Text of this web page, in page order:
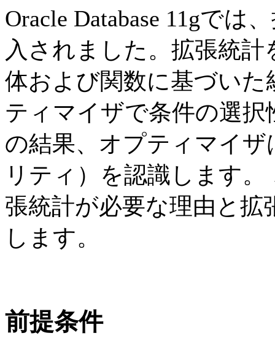
Oracle Database 11gでは
入されました。拡張統
体および関数に基づい
ティマイザで条件の選
の結果、オプティマイ
リティ）を認識します
張統計が必要な理由と
します。
前提条件